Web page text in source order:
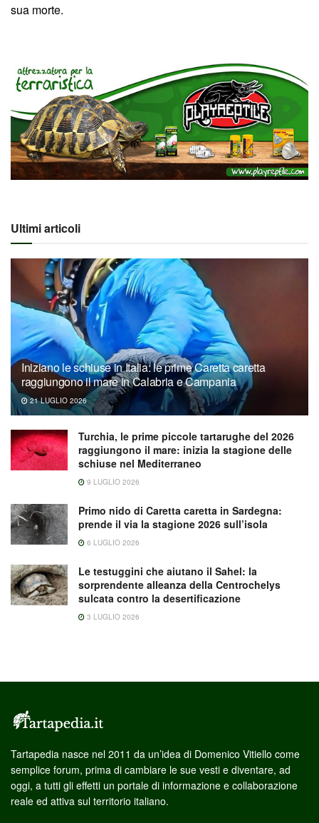
sua morte.
Ultimi articoli
Iniziano le schiuse in Italia: le prime Caretta caretta
raggiungono il mare in Calabria e Campania
21 LUGLIO 2026
Turchia, le prime piccole tartarughe del 2026
raggiungono il mare: inizia la stagione delle
schiuse nel Mediterraneo
9 LUGLIO 2026
Primo nido di Caretta caretta in Sardegna:
prende il via la stagione 2026 sull’isola
6 LUGLIO 2026
Le testuggini che aiutano il Sahel: la
sorprendente alleanza della Centrochelys
sulcata contro la desertificazione
3 LUGLIO 2026
Tartapedia nasce nel 2011 da un’idea di Domenico Vitiello come
semplice forum, prima di cambiare le sue vesti e diventare, ad
oggi, a tutti gli effetti un portale di informazione e collaborazione
reale ed attiva sul territorio italiano.